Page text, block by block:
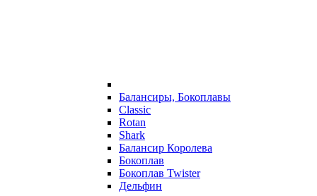
Балансиры, Бокоплавы
Classic
Rotan
Shark
Балансир Королева
Бокоплав
Бокоплав Twister
Дельфин